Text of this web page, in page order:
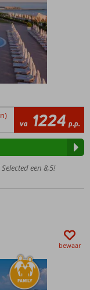
va 1224 p.p.
een 8,5!
bewaar